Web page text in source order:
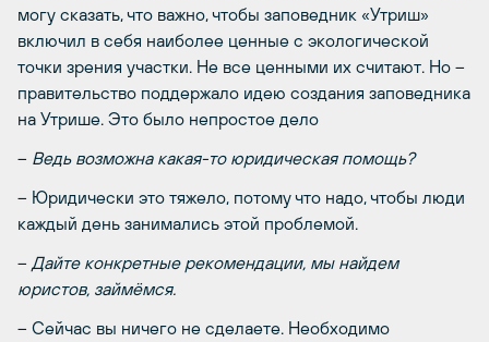
могу сказать, что важно, чтобы заповедник «Утриш»
включил в себя наиболее ценные с экологической
точки зрения участки. Не все ценными их считают. Но –
правительство поддержало идею создания заповедника
на Утрише. Это было непростое дело
– Ведь возможна какая-то юридическая помощь?
– Юридически это тяжело, потому что надо, чтобы люди
каждый день занимались этой проблемой.
– Дайте конкретные рекомендации, мы найдем
юристов, займёмся.
– Сейчас вы ничего не сделаете. Необходимо